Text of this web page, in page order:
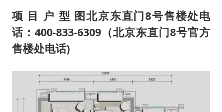
项 目 户 型 图北京东直门8号售楼处电
话：400-833-6309（北京东直门8号官方
售楼处电话)